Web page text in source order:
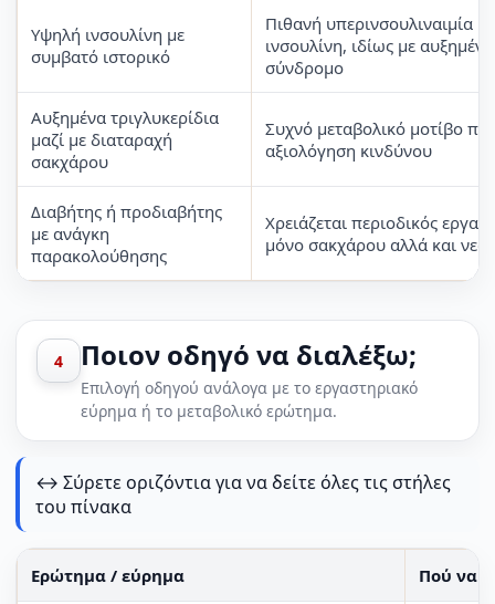
Υψηλή ινσουλίνη με
συμβατό ιστορικό
Πιθανή υπερινσουλιναιμία ή
ινσουλίνη, ιδίως με
σύνδρομο
Αυξημένα τριγλυκερίδια
μαζί με διαταραχή
σακχάρου
Συχνό μεταβολικό μοτίβο
αξιολόγηση κινδύνου
Διαβήτης ή προδιαβήτης
με ανάγκη
παρακολούθησης
Χρειάζεται περιοδικός
μόνο σακχάρου αλλά και
4 Ποιον οδηγό να διαλέξω;
Επιλογή οδηγού ανάλογα με το εργαστηριακό
εύρημα ή το μεταβολικό ερώτημα.
↔️ Σύρετε οριζόντια για να δείτε όλες τις στήλες
του πίνακα
Ερώτημα / εύρημα Πού να